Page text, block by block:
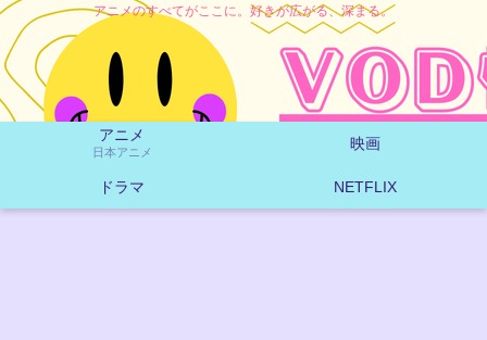
アニメのすべてがここに。好きが広がる、深まる。
アニメ
日本アニメ 映画
ドラマ NETFLIX